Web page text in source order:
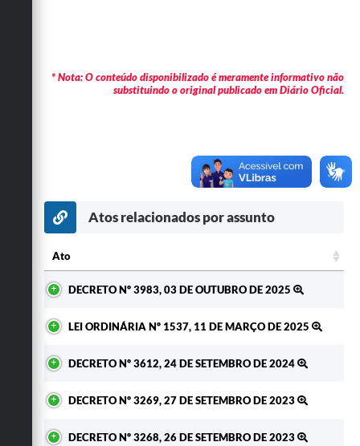
Links
Secretarias
* Nota: O conteúdo disponibilizado é meramente informativo não
substituindo o original publicado em Diário Oficial.
Atos relacionados por assunto
Ato
DECRETO Nº 3983, 03 DE OUTUBRO DE 2025
LEI ORDINÁRIA Nº 1537, 11 DE MARÇO DE 2025
DECRETO Nº 3612, 24 DE SETEMBRO DE 2024
DECRETO Nº 3269, 27 DE SETEMBRO DE 2023
DECRETO Nº 3268, 26 DE SETEMBRO DE 2023